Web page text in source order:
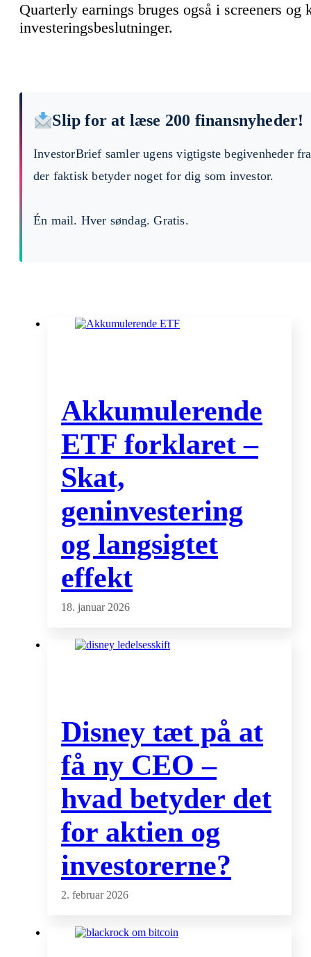
Quarterly earnings bruges også i screeners
investeringsbeslutninger.
Slip for at læse 200 finansnyheder!
InvestorBrief samler ugens vigtigste begivenheder
der faktisk betyder noget for dig som investor.
Én mail. Hver søndag. Gratis.
Akkumulerende
ETF forklaret –
Skat,
geninvestering
og langsigtet
effekt
18. januar 2026
Disney tæt på at
få ny CEO –
hvad betyder det
for aktien og
investorerne?
2. februar 2026